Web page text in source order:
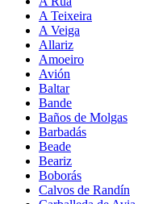
A Teixeira
A Veiga
Allariz
Amoeiro
Avión
Baltar
Bande
Baños de Molgas
Barbadás
Beade
Beariz
Boborás
Calvos de Randín